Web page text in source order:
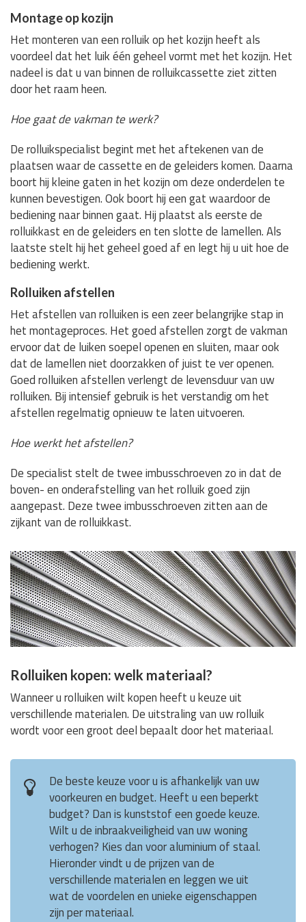
Montage op kozijn
Het monteren van een rolluik op het kozijn heeft als
voordeel dat het luik één geheel vormt met het kozijn. Het
nadeel is dat u van binnen de rolluikcassette ziet zitten
door het raam heen.
Hoe gaat de vakman te werk?
De rolluikspecialist begint met het aftekenen van de
plaatsen waar de cassette en de geleiders komen. Daarna
boort hij kleine gaten in het kozijn om deze onderdelen te
kunnen bevestigen. Ook boort hij een gat waardoor de
bediening naar binnen gaat. Hij plaatst als eerste de
rolluikkast en de geleiders en ten slotte de lamellen. Als
laatste stelt hij het geheel goed af en legt hij u uit hoe de
bediening werkt.
Rolluiken afstellen
Het afstellen van rolluiken is een zeer belangrijke stap in
het montageproces. Het goed afstellen zorgt de vakman
ervoor dat de luiken soepel openen en sluiten, maar ook
dat de lamellen niet doorzakken of juist te ver openen.
Goed rolluiken afstellen verlengt de levensduur van uw
rolluiken. Bij intensief gebruik is het verstandig om het
afstellen regelmatig opnieuw te laten uitvoeren.
Hoe werkt het afstellen?
De specialist stelt de twee imbusschroeven zo in dat de
boven- en onderafstelling van het rolluik goed zijn
aangepast. Deze twee imbusschroeven zitten aan de
zijkant van de rolluikkast.
Rolluiken kopen: welk materiaal?
Wanneer u rolluiken wilt kopen heeft u keuze uit
verschillende materialen. De uitstraling van uw rolluik
wordt voor een groot deel bepaalt door het materiaal.
De beste keuze voor u is afhankelijk van uw
voorkeuren en budget. Heeft u een beperkt
budget? Dan is kunststof een goede keuze.
Wilt u de inbraakveiligheid van uw woning
verhogen? Kies dan voor aluminium of staal.
Hieronder vindt u de prijzen van de
verschillende materialen en leggen we uit
wat de voordelen en unieke eigenschappen
zijn per materiaal.